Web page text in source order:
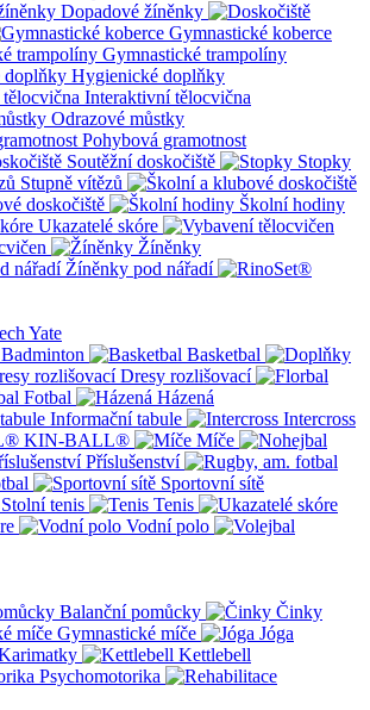
Dopadové žíněnky
Gymnastické koberce
Gymnastické trampolíny
Hygienické doplňky
Interaktivní tělocvična
Odrazové můstky
Pohybová gramotnost
Soutěžní doskočiště
Stopky
Stupně vítězů
doskočiště
Školní hodiny
Ukazatelé skóre
Žíněnky
Žíněnky pod nářadí
Yate
Badminton
Basketbal
Dresy rozlišovací
Fotbal
Házená
Informační tabule
Intercross
KIN-BALL®
Míče
Příslušenství
Sportovní sítě
Stolní tenis
Tenis
Vodní polo
Balanční pomůcky
Činky
Gymnastické míče
Jóga
Kettlebell
Psychomotorika